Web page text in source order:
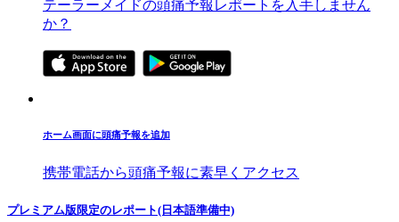
テーラーメイドの頭痛予報レポートを入手しません
か？
ホーム画面に頭痛予報を追加
携帯電話から頭痛予報に素早くアクセス
プレミアム版限定のレポート(日本語準備中)